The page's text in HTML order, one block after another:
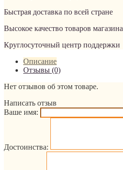
Быстрая доставка по всей стране
Высокое качество товаров магазина
Круглосуточный центр поддержки
Описание
Отзывы (0)
Нет отзывов об этом товаре.
Написать отзыв
Ваше имя:
Достоинства: